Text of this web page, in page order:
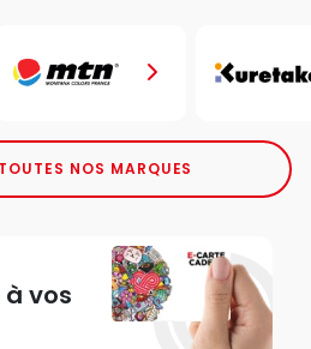
NOS MARQUES
à vos